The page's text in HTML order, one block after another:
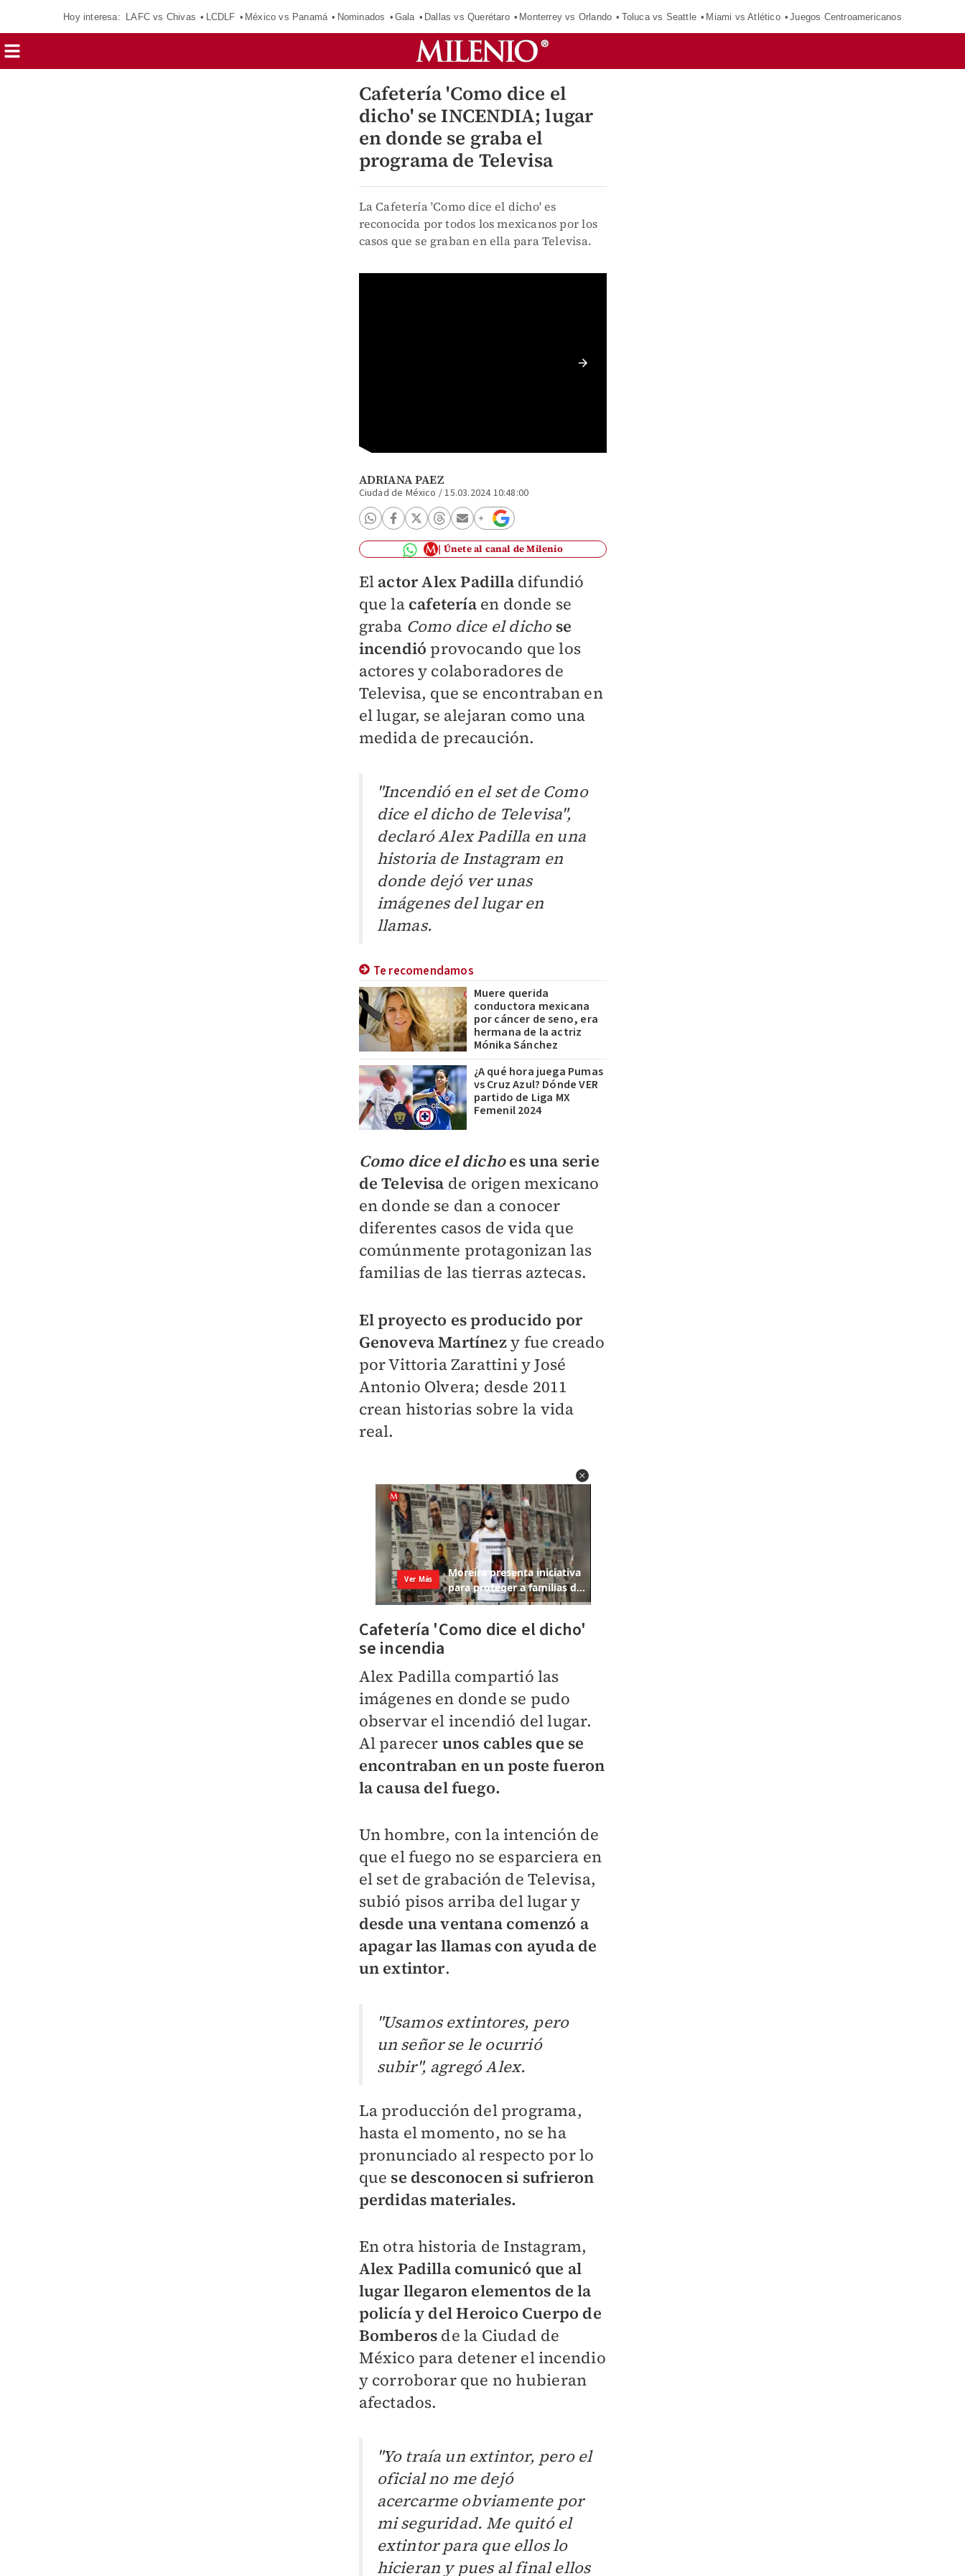
Hoy interesa: LAFC vs Chivas LCDLF México vs Panamá Nominados Gala Dallas vs Querétaro Monterrey vs Orlando Toluca vs Seattle Miami vs Atlético Juegos Centroamericanos
Cafetería 'Como dice el
dicho' se INCENDIA; lugar
en donde se graba el
programa de Televisa
La Cafetería 'Como dice el dicho' es
reconocida por todos los mexicanos por los
casos que se graban en ella para Televisa.
ADRIANA PAEZ
Ciudad de México /15.03.2024 10:48:00
Únete al canal de Milenio
El actorAlex Padilladifundió
que la cafetería en donde se
graba Como dice el dichose
incendió provocando que los
actores y colaboradores de
Televisa, que se encontraban en
el lugar, se alejaran como una
medida de precaución.
"Incendió en el set de Como
dice el dicho de Televisa",
declaróAlex Padilla en una
historia de Instagram en
donde dejó ver unas
imágenes del lugar en
llamas.
Te recomendamos
Muere querida
conductora mexicana
por cáncer de seno, era
hermana de la actriz
Mónika Sánchez
¿A qué hora juega Pumas
vs Cruz Azul? Dónde VER
partido de Liga MX
Femenil 2024
Como dice el dichoes una serie
de Televisa de origen mexicano
en donde se dan a conocer
diferentes casos de vida que
comúnmente protagonizan las
familias de las tierras aztecas.
El proyecto es producido por
Genoveva Martínezy fue creado
por Vittoria Zarattini y José
Antonio Olvera; desde 2011
crean historias sobre la vida
real.
Cafetería 'Como dice el dicho'
se incendia
Alex Padilla compartió las
imágenes en donde se pudo
observar el incendió del lugar.
Al parecer unos cables que se
encontraban en un poste fueron
la causa del fuego.
Un hombre, con la intención de
que el fuego no se esparciera en
el set de grabación de Televisa,
subió pisos arriba del lugar y
desde una ventana comenzó a
apagar las llamas con ayuda de
un extintor.
"Usamos extintores, pero
un señor se le ocurrió
subir", agregó Alex.
La producción del programa,
hasta el momento, no se ha
pronunciado al respecto por lo
que se desconocen si sufrieron
perdidas materiales.
En otra historia de Instagram,
Alex Padilla comunicó que al
lugar llegaron elementos de la
policía y delHeroico Cuerpo de
Bomberos de la Ciudad de
México para detener el incendio
y corroborar que no hubieran
afectados.
"Yo traía un extintor, pero el
oficial no me dejó
acercarme obviamente por
mi seguridad. Me quitó el
extintor para que ellos lo
hicieran y pues al final ellos